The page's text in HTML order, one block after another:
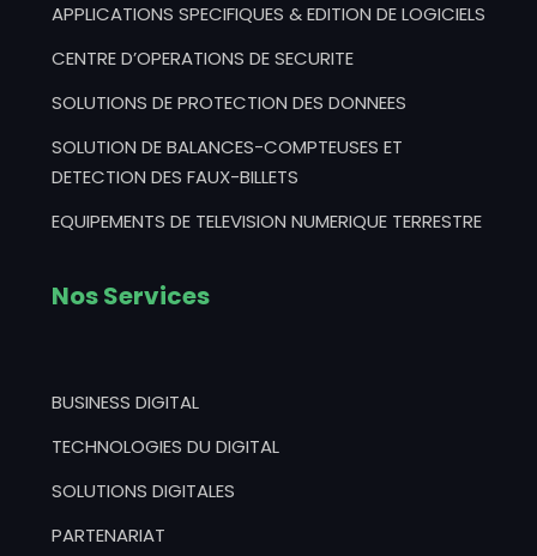
APPLICATIONS SPECIFIQUES & EDITION DE LOGICIELS
CENTRE D’OPERATIONS DE SECURITE
SOLUTIONS DE PROTECTION DES DONNEES
SOLUTION DE BALANCES-COMPTEUSES ET
DETECTION DES FAUX-BILLETS
EQUIPEMENTS DE TELEVISION NUMERIQUE TERRESTRE
Nos Services
BUSINESS DIGITAL
TECHNOLOGIES DU DIGITAL
SOLUTIONS DIGITALES
PARTENARIAT